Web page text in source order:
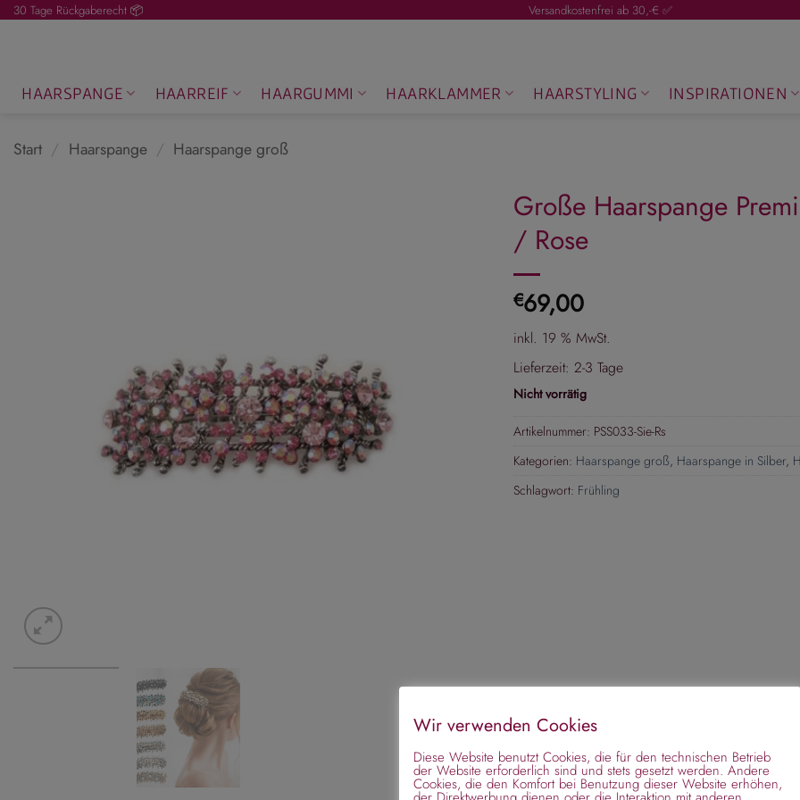
Zum30 Tage Rückgaberecht 📦 Versandkostenfrei ab 30,-€ ✅
HAARSPANGE HAARREIF HAARGUMMI HAARKLAMMER HAARSTYLING INSPIRATIONEN
Start / Haarspange / Haarspange groß
Große Haarspange
/ Rose
€69,00
inkl. 19 % MwSt.
Lieferzeit: 2-3 Tage
Nicht vorrätig
Artikelnummer: PSS033-Sie-Rs
Kategorien: Haarspange groß, Haarspange in Silber,
Schlagwort: Frühling
Wir verwenden Cookies
Diese Website benutzt Cookies, die für den technischen Betrieb
der Website erforderlich sind und stets gesetzt werden. Andere
Cookies, die den Komfort bei Benutzung dieser Website erhöhen,